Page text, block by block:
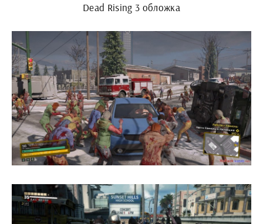
Dead Rising 3 обложка